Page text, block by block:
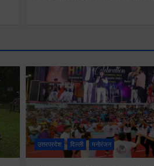
उत्तरप्रदेश दिल्ली मनोरंजन